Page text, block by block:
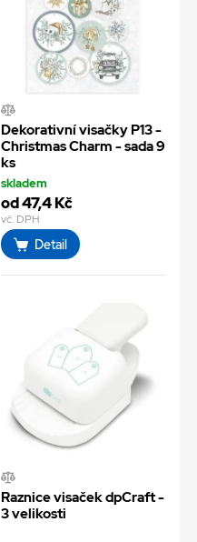
Dekorativní visačky P13 -
Christmas Charm - sada 9
ks
skladem
od 47,4 Kč
vč. DPH
Detail
Raznice visaček dpCraft -
3 velikosti